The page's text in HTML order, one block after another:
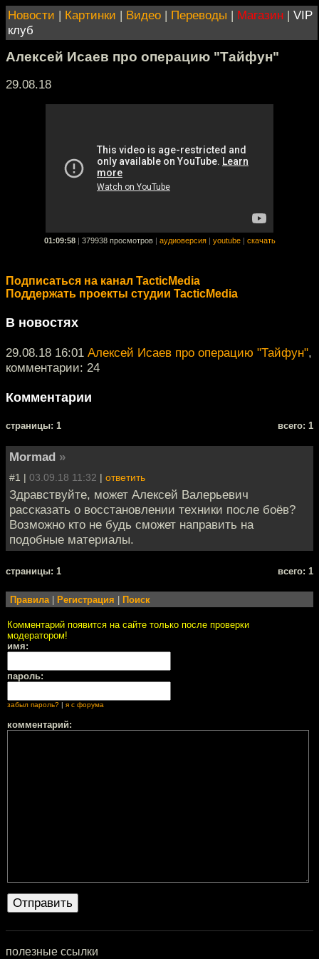
Новости | Картинки | Видео | Переводы | Магазин | VIP
клуб
Алексей Исаев про операцию "Тайфун"
29.08.18
01:09:58 379938 просмотров аудиоверсия youtube скачать
Подписаться на канал TacticMedia
Поддержать проекты студии TacticMedia
В новостях
29.08.18 16:01 Алексей Исаев про операцию "Тайфун",
комментарии: 24
Комментарии
cтраницы: 1 всего: 1
Mormad »
#1 | 03.09.18 11:32 | ответить
Здравствуйте, может Алексей Валерьевич
рассказать о восстановлении техники после боёв?
Возможно кто не будь сможет направить на
подобные материалы.
cтраницы: 1 всего: 1
Правила| Регистрация Поиск
Комментарий появится на сайте только после проверки
модератором!
имя:
пароль:
забыл пароль? я с форума
комментарий:
полезные ссылки